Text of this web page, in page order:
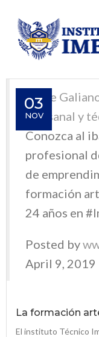
Jaime
artesanal y
Conozca al
profesional
de
formación
24 años en
Posted by
April 9, 2019
03
NOV
La formación
El instituto Técnico